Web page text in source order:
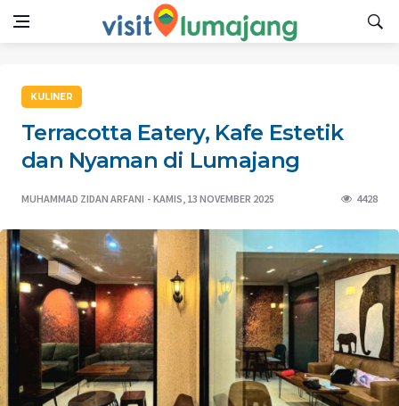
KULINER
Terracotta Eatery, Kafe Estetik
dan Nyaman di Lumajang
MUHAMMAD ZIDAN ARFANI KAMIS, 13 NOVEMBER 2025 4428